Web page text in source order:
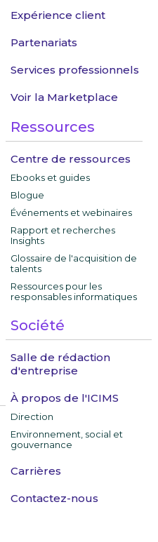
Expérience client
Partenariats
Services professionnels
Voir la Marketplace
Ressources
Centre de ressources
Ebooks et guides
Blogue
Événements et webinaires
Rapport et recherches
Insights
Glossaire de l'acquisition de
talents
Ressources pour les
responsables informatiques
Société
Salle de rédaction
d'entreprise
À propos de l'ICIMS
Direction
Environnement, social et
gouvernance
Carrières
Contactez-nous